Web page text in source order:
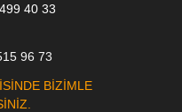
40 33
96 73
BİZİMLE